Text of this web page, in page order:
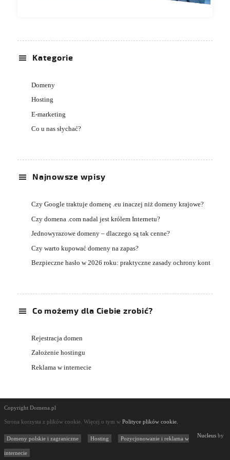
Kategorie
Domeny
Hosting
E-marketing
Co u nas słychać?
Najnowsze wpisy
Czy Google traktuje domenę .eu inaczej niż domeny krajowe?
Czy domena .com nadal jest królem Internetu?
Jednowyrazowe domeny – dlaczego są tak cenne?
Czy warto kupować domeny na zapas?
Bezpieczne hasło w 2026 roku: praktyczne zasady ochrony kont
Co możemy dla Ciebie zrobić?
Rejestracja domen
Założenie hostingu
Reklama w internecie
Copyright Domena.pl
Strona korzysta z plików cookie. Więcej o tym w Polityce plików cookie.
Domeny polskie i zagraniczne Hosting Pozycjonowanie i reklama w
internecie
Nucleusby